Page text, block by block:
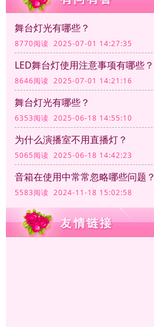
舞台灯光有哪些？
8770阅读 2025-07-01 14:27:35
LED舞台灯使用注意事项有哪些？
8646阅读 2025-07-01 14:21:16
舞台灯光有哪些？
6353阅读 2025-06-18 14:55:10
为什么演播室不用直播灯？
5065阅读 2025-06-18 14:42:23
音箱在使用中常常忽略哪些问题？
5583阅读 2024-11-18 15:02:58